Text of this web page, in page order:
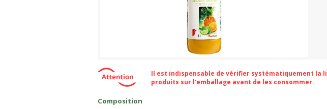
Il est indispensable de vérifier systématiquement la
produits sur l'emballage avant de les consommer.
Composition